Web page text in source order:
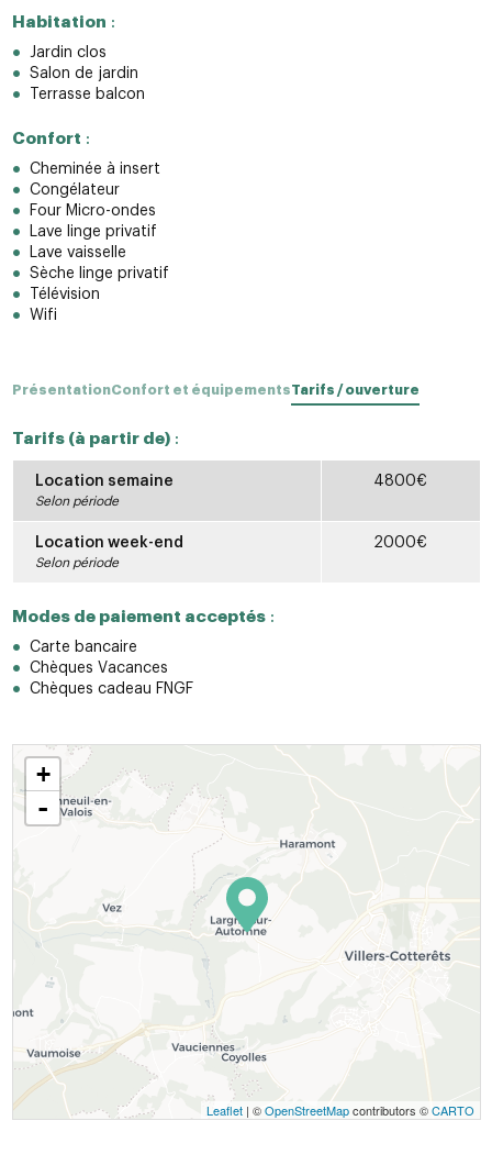
Habitation :
Jardin clos
Salon de jardin
Terrasse balcon
Confort :
Cheminée à insert
Congélateur
Four Micro-ondes
Lave linge privatif
Lave vaisselle
Sèche linge privatif
Télévision
Wifi
PrésentationConfort et équipementsTarifs / ouverture
Tarifs (à partir de):
Location semaine
Selon période
4800€
Location week-end
Selon période
2000€
Modes de paiement acceptés:
Carte bancaire
Chèques Vacances
Chèques cadeau FNGF
+
-
Leaflet| ©OpenStreetMapcontributors ©CARTO